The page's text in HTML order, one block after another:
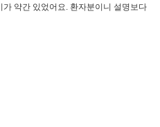
약간 있었어요. 환자분이니 설명보다